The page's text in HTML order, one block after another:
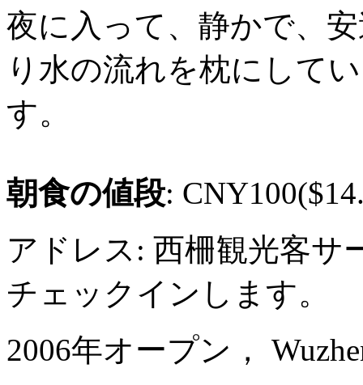
夜に入って、静かで、
り水の流れを枕にして
す。
朝食の値段:
アドレス: 西柵観光客サ
チェックインします。
2006年オープン，